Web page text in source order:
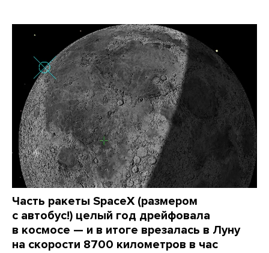
Часть ракеты SpaceX (размером
с автобус!) целый год дрейфовала
в космосе — и в итоге врезалась в Луну
на скорости 8700 километров в час